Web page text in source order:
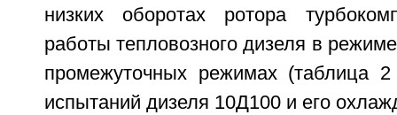
низких оборотах ротора
работы тепловозного дизеля в
промежуточных режимах (таблица 2
испытаний дизеля 10Д100 и его